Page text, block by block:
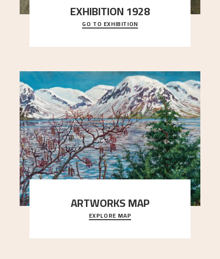
EXHIBITION 1928
When Astrup died in 1928, his friends Moritz Kaland
Simon Thorbjørnsen at the Art Society took
GO TO EXHIBITION
ARTWORKS MAP
Explore the locations and viewpoints in Astrup's
art.
EXPLORE MAP